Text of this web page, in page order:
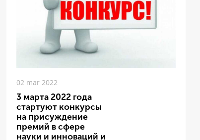
02 mar 2022
3 марта 2022 года
стартуют конкурсы
на присуждение
премий в сфере
науки и инноваций и